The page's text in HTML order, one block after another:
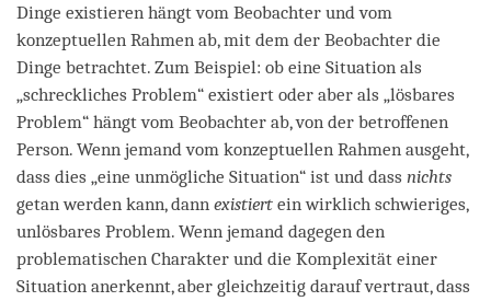
Dinge existieren hängt vom Beobachter und vom
konzeptuellen Rahmen ab, mit dem der Beobachter die
Dinge betrachtet. Zum Beispiel: ob eine Situation als
„schreckliches Problem“ existiert oder aber als „lösbares
Problem“ hängt vom Beobachter ab, von der betroffenen
Person. Wenn jemand vom konzeptuellen Rahmen ausgeht,
dass dies „eine unmögliche Situation“ ist und dass nichts
getan werden kann, dann existiert ein wirklich schwieriges,
unlösbares Problem. Wenn jemand dagegen den
problematischen Charakter und die Komplexität einer
Situation anerkennt, aber gleichzeitig darauf vertraut, dass